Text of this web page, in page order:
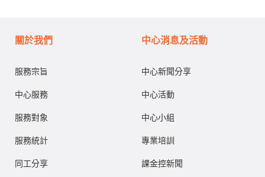
關於我們
服務宗旨
中心服務
服務對象
服務統計
同工分享
中心消息及活動
中心新聞分享
中心活動
中心小組
專業培訓
課金控新聞